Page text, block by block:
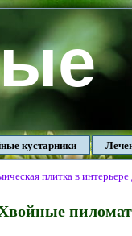
кустарники
плитка в